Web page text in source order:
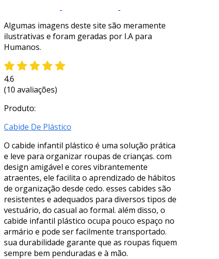
Algumas imagens deste site são meramente
ilustrativas e foram geradas por I.A para
Humanos.
4.6
(10 avaliações)
Produto:
Cabide De Plástico
O cabide infantil plástico é uma solução prática
e leve para organizar roupas de crianças. com
design amigável e cores vibrantemente
atraentes, ele facilita o aprendizado de hábitos
de organização desde cedo. esses cabides são
resistentes e adequados para diversos tipos de
vestuário, do casual ao formal. além disso, o
cabide infantil plástico ocupa pouco espaço no
armário e pode ser facilmente transportado.
sua durabilidade garante que as roupas fiquem
sempre bem penduradas e à mão.